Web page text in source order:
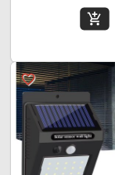
add_shopping_cart
favorite_border